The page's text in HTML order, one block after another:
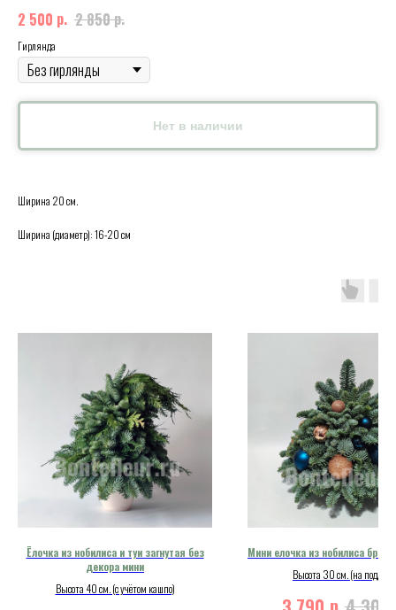
2 500 р. 2 850р.
Гирлянда
Нет в наличии
Ширина 20 см.
Ширина (диаметр): 16-20 см
Ёлочка из нобилиса и туи загнутая без
декора мини
Высота 40 см. (с учётом кашпо)
Мини елочка из нобилиса
Высота 30 см. (на поддоне)